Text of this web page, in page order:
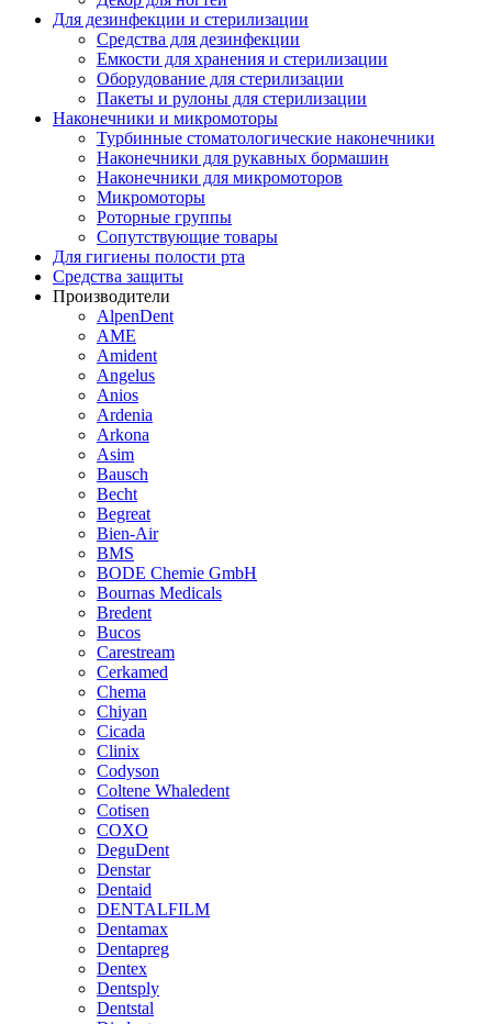
Для дезинфекции и стерилизации
Средства для дезинфекции
Емкости для хранения и стерилизации
Оборудование для стерилизации
Пакеты и рулоны для стерилизации
Наконечники и микромоторы
Турбинные стоматологические наконечники
Наконечники для рукавных бормашин
Наконечники для микромоторов
Микромоторы
Роторные группы
Сопутствующие товары
Для гигиены полости рта
Средства защиты
Производители
AlpenDent
AME
Amident
Angelus
Anios
Ardenia
Arkona
Asim
Bausch
Becht
Begreat
Bien-Air
BMS
BODE Chemie GmbH
Bournas Medicals
Bredent
Bucos
Carestream
Cerkamed
Chema
Chiyan
Cicada
Clinix
Codyson
Coltene Whaledent
Cotisen
COXO
DeguDent
Denstar
Dentaid
DENTALFILM
Dentamax
Dentapreg
Dentex
Dentsply
Dentstal